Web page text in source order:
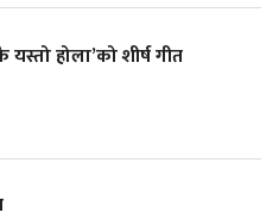
होला’को शीर्ष गीत